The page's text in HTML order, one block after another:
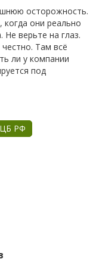
осторожность.
они реально
Не верьте на глаз.
Там всё
ли у компании
под
ЦБ РФ